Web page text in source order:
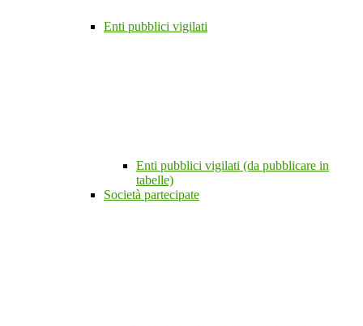
Enti pubblici vigilati
Enti pubblici vigilati (da pubblicare in
tabelle)
Società partecipate